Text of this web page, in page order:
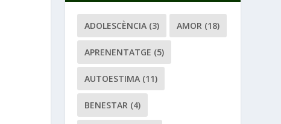
ADOLESCÈNCIA (3) AMOR (18)
APRENENTATGE (5)
AUTOESTIMA (11)
BENESTAR (4)